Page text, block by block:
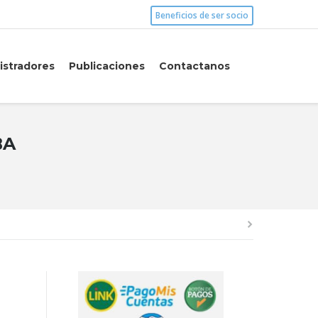
Beneficios de ser socio
Publicaciones Contactanos